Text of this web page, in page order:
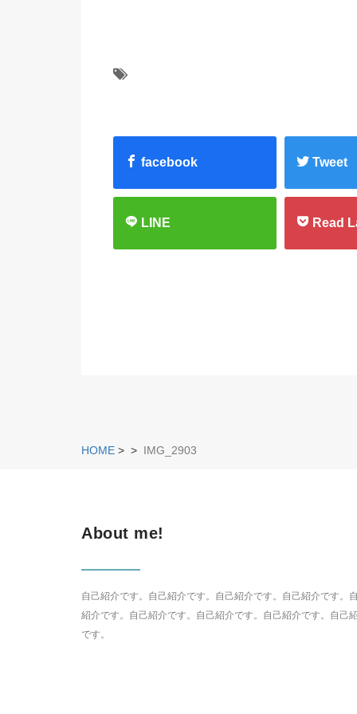
facebook Tweet
LINE Read
HOME > > IMG_2903
About me!
自己紹介です。自己紹介です。自己紹介です。自己紹介です。
紹介です。自己紹介です。自己紹介です。自己紹介です。自己
です。